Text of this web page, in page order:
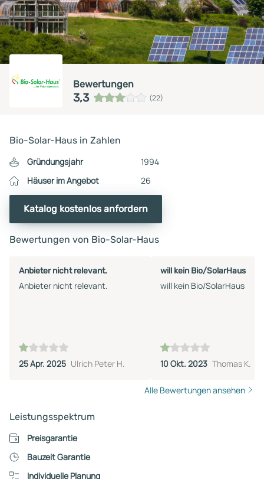
Bewertungen
3,3 (22)
Bio-Solar-Haus in Zahlen
Gründungsjahr
1994
Häuser im Angebot
26
Katalog kostenlos anfordern
Bewertungen von Bio-Solar-Haus
Anbieter nicht relevant.
Anbieter nicht relevant.
25 Apr. 2025 Ulrich Peter H.
will kein Bio/SolarHaus
will kein Bio/SolarHaus
10 Okt. 2023 Thomas K.
Alle Bewertungen ansehen
Leistungsspektrum
Preisgarantie
Bauzeit Garantie
Individuelle Planung